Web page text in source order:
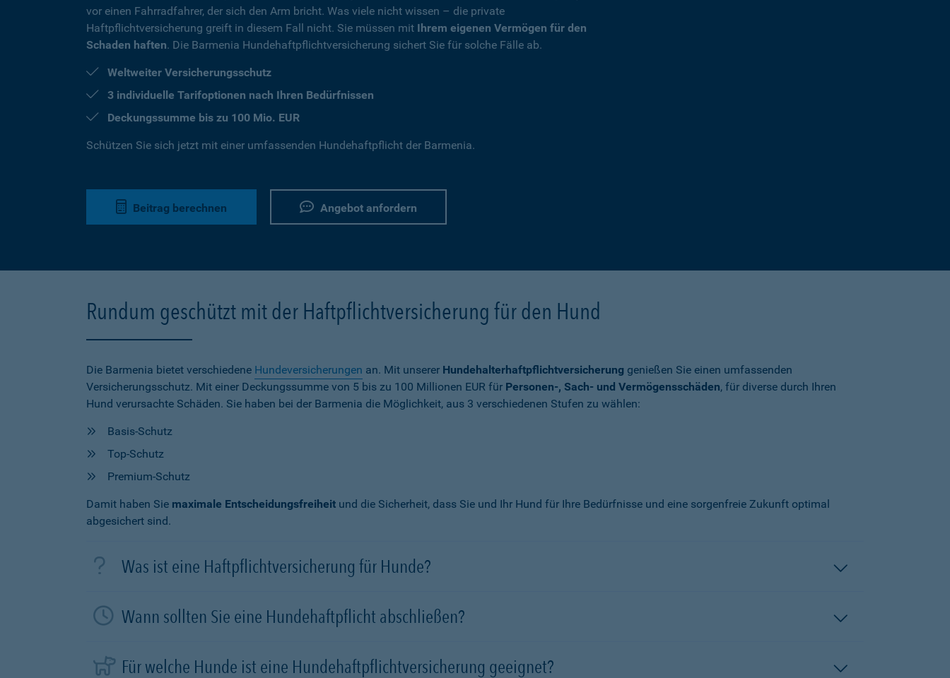
vor einen Fahrradfahrer, der sich den Arm bricht. Was viele nicht wissen – die private
Haftpflichtversicherung greift in diesem Fall nicht. Sie müssen mit Ihrem eigenen Vermögen für den
Schaden haften. Die Barmenia Hundehaftpflichtversicherung sichert Sie für solche Fälle ab.
Weltweiter Versicherungsschutz
3 individuelle Tarifoptionen nach Ihren Bedürfnissen
Deckungssumme bis zu 100 Mio. EUR
Schützen Sie sich jetzt mit einer umfassenden Hundehaftpflicht der Barmenia.
Beitrag berechnen Angebot anfordern
Rundum geschützt mit der Haftpflichtversicherung für den Hund
Die Barmenia bietet verschiedene Hundeversicherungen an. Mit unserer Hundehalterhaftpflichtversicherung genießen Sie einen umfassenden
Versicherungsschutz. Mit einer Deckungssumme von 5 bis zu 100 Millionen EUR für Personen-, Sach- und Vermögensschäden, für diverse durch Ihren
Hund verursachte Schäden. Sie haben bei der Barmenia die Möglichkeit, aus 3 verschiedenen Stufen zu wählen:
Basis-Schutz
Top-Schutz
Premium-Schutz
Damit haben Sie maximale Entscheidungsfreiheit und die Sicherheit, dass Sie und Ihr Hund für Ihre Bedürfnisse und eine sorgenfreie Zukunft optimal
abgesichert sind.
Was ist eine Haftpflichtversicherung für Hunde?
Wann sollten Sie eine Hundehaftpflicht abschließen?
Für welche Hunde ist eine Hundehaftpflichtversicherung geeignet?